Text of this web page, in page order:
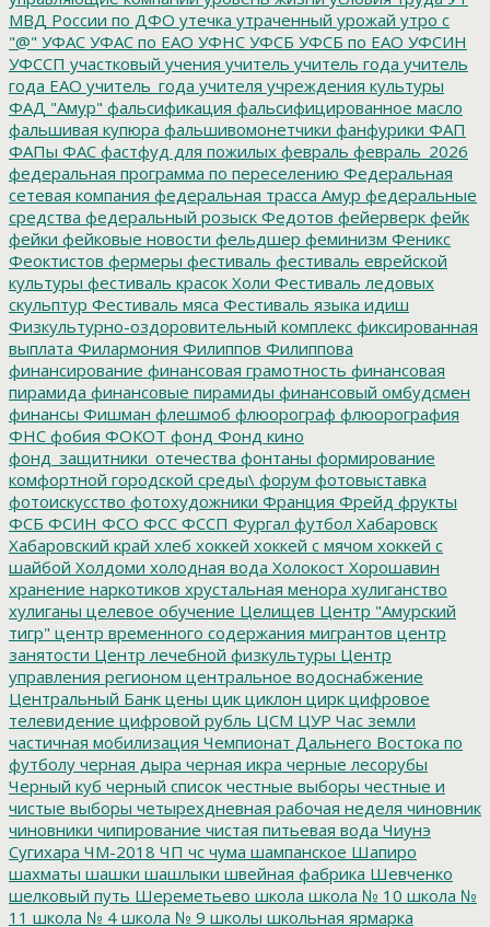
МВД России по ДФО утечка утраченный урожай утро с
"@" УФАС УФАС по ЕАО УФНС УФСБ УФСБ по ЕАО УФСИН
УФССП участковый учения учитель учитель года учитель
года ЕАО учитель_года учителя учреждения культуры
ФАД "Амур" фальсификация фальсифицированное масло
фальшивая купюра фальшивомонетчики фанфурики ФАП
ФАПы ФАС фастфуд для пожилых февраль февраль_2026
федеральная программа по переселению Федеральная
сетевая компания федеральная трасса Амур федеральные
средства федеральный розыск Федотов фейерверк фейк
фейки фейковые новости фельдшер феминизм Феникс
Феоктистов фермеры фестиваль фестиваль еврейской
культуры фестиваль красок Холи Фестиваль ледовых
скульптур Фестиваль мяса Фестиваль языка идиш
Физкультурно-оздоровительный комплекс фиксированная
выплата Филармония Филиппов Филиппова
финансирование финансовая грамотность финансовая
пирамида финансовые пирамиды финансовый омбудсмен
финансы Фишман флешмоб флюорограф флюорография
ФНС фобия ФОКОТ фонд Фонд кино
фонд_защитники_отечества фонтаны формирование
комфортной городской среды\ форум фотовыставка
фотоискусство фотохудожники Франция Фрейд фрукты
ФСБ ФСИН ФСО ФСС ФССП Фургал футбол Хабаровск
Хабаровский край хлеб хоккей хоккей с мячом хоккей с
шайбой Холдоми холодная вода Холокост Хорошавин
хранение наркотиков хрустальная менора хулиганство
хулиганы целевое обучение Целищев Центр "Амурский
тигр" центр временного содержания мигрантов центр
занятости Центр лечебной физкультуры Центр
управления регионом центральное водоснабжение
Центральный Банк цены цик циклон цирк цифровое
телевидение цифровой рубль ЦСМ ЦУР Час земли
частичная мобилизация Чемпионат Дальнего Востока по
футболу черная дыра черная икра черные лесорубы
Черный куб черный список честные выборы честные и
чистые выборы четырехдневная рабочая неделя чиновник
чиновники чипирование чистая питьевая вода Чиунэ
Сугихара ЧМ-2018 ЧП чс чума шампанское Шапиро
шахматы шашки шашлыки швейная фабрика Шевченко
шелковый путь Шереметьево школа школа № 10 школа №
11 школа № 4 школа № 9 школы школьная ярмарка